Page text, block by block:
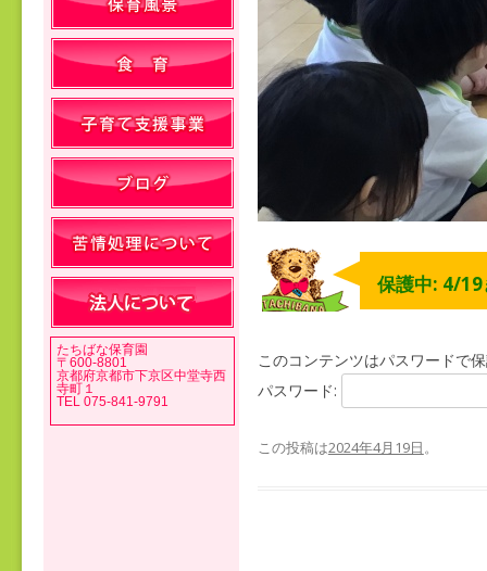
保護中: 4/19
このコンテンツはパスワードで
パスワード:
この投稿は2024年4月19日。
たちばな保育園
〒600-8801
京都府京都市下京区中堂寺西
寺町１
TEL 075-841-9791